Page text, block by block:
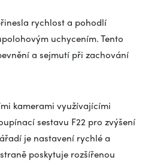
rychlost a pohodlí
uchycením. Tento
a sejmutí při zachování
kamerami využívajícími
sestavu F22 pro zvýšení
je nastavení rychlé a
poskytuje rozšířenou